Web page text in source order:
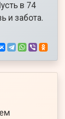
в 74
и забота.